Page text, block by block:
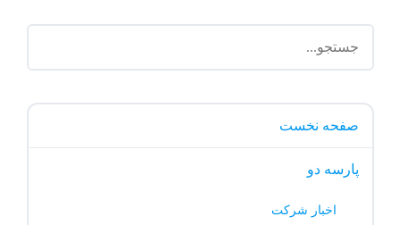
صفحه نخست
پارسه دو
اخبار شرکت